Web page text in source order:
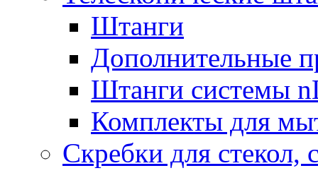
Штанги
Дополнительные
Штанги системы
Комплекты для
Скребки для стекол,